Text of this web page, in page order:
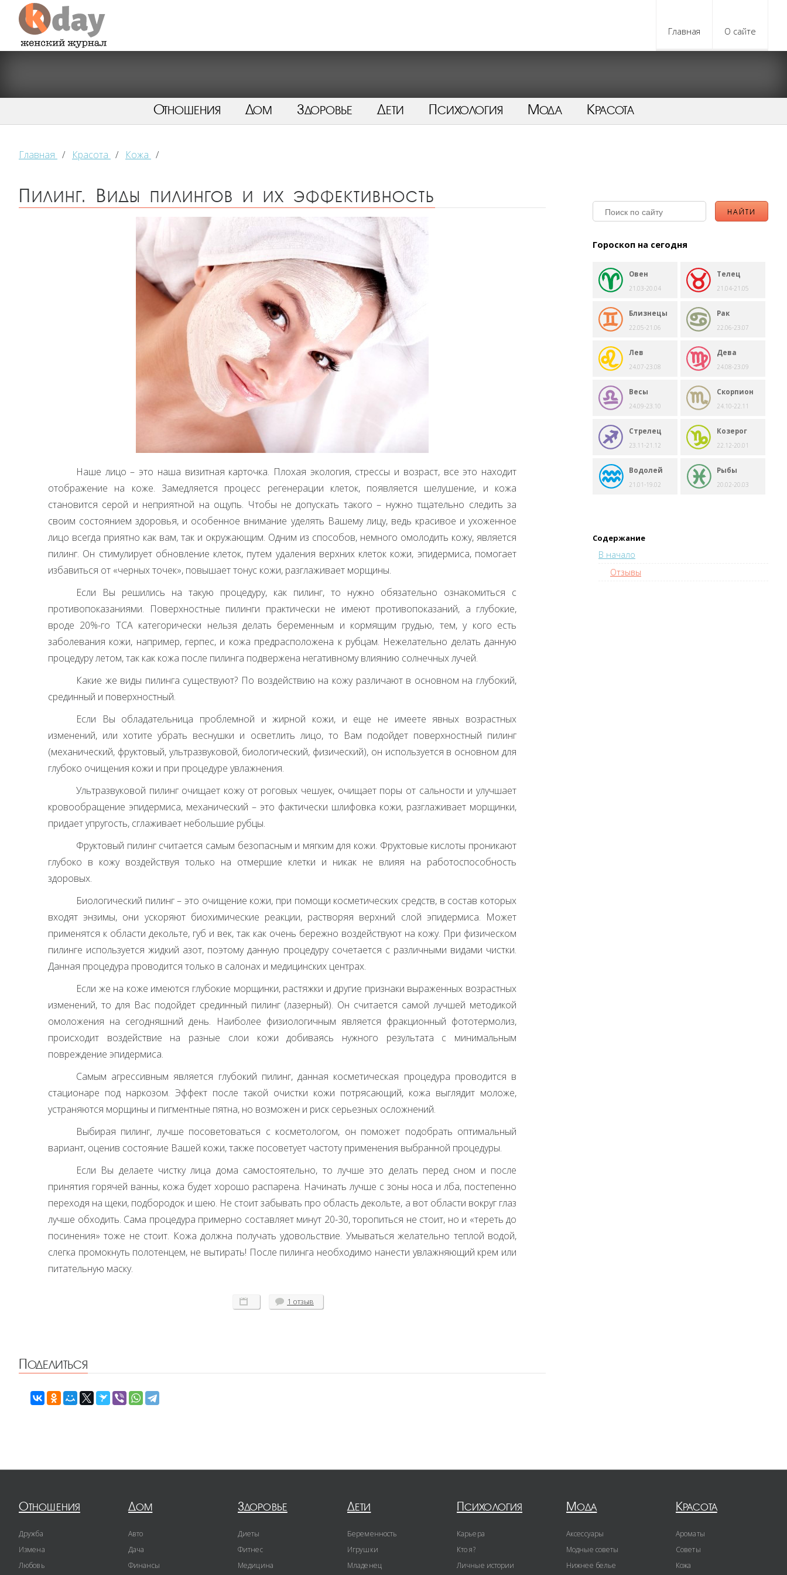
Главная О сайте
Отношения Дом Здоровье Дети Психология Мода Красота
Главная / Красота / Кожа /
Пилинг. Виды пилингов и их эффективность
Наше лицо – это наша визитная карточка. Плохая экология, стрессы и возраст, все это находит
отображение на коже. Замедляется процесс регенерации клеток, появляется шелушение, и кожа
становится серой и неприятной на ощупь. Чтобы не допускать такого – нужно тщательно следить за
своим состоянием здоровья, и особенное внимание уделять Вашему лицу, ведь красивое и ухоженное
лицо всегда приятно как вам, так и окружающим. Одним из способов, немного омолодить кожу, является
пилинг. Он стимулирует обновление клеток, путем удаления верхних клеток кожи, эпидермиса, помогает
избавиться от «черных точек», повышает тонус кожи, разглаживает морщины.
Если Вы решились на такую процедуру, как пилинг, то нужно обязательно ознакомиться с
противопоказаниями. Поверхностные пилинги практически не имеют противопоказаний, а глубокие,
вроде 20%-го ТСАкатегорически нельзя делать беременным и кормящим грудью, тем, у кого есть
заболевания кожи, например, герпес, и кожа предрасположена к рубцам. Нежелательно делать данную
процедуру летом, так как кожа после пилинга подвержена негативному влиянию солнечных лучей.
Какие же виды пилинга существуют? По воздействию на кожу различают в основном на глубокий,
срединный и поверхностный.
Если Вы обладательница проблемной и жирной кожи, и еще не имеете явных возрастных
изменений, или хотите убрать веснушки и осветлить лицо, то Вам подойдет поверхностный пилинг
(механический, фруктовый, ультразвуковой, биологический, физический), он используется в основном для
глубоко очищения кожи и при процедуре увлажнения.
Ультразвуковой пилинг очищает кожу от роговых чешуек, очищает поры от сальности и улучшает
кровообращение эпидермиса, механический – это фактически шлифовка кожи, разглаживает морщинки,
придает упругость, сглаживает небольшие рубцы.
Фруктовый пилинг считается самым безопасным и мягким для кожи. Фруктовые кислоты проникают
глубоко в кожу воздействуя только на отмершие клетки и никак не влияя на работоспособность
здоровых.
Биологический пилинг – это очищение кожи, при помощи косметических средств, в состав которых
входят энзимы, они ускоряют биохимические реакции, растворяя верхний слой эпидермиса. Может
применятся к области декольте, губ и век, так как очень бережно воздействуют на кожу. При физическом
пилинге используется жидкий азот, поэтому данную процедуру сочетается с различными видами чистки.
Данная процедура проводится только в салонах и медицинских центрах.
Если же на коже имеются глубокие морщинки, растяжки и другие признаки выраженных возрастных
изменений, то для Вас подойдет срединный пилинг (лазерный). Он считается самой лучшей методикой
омоложения на сегодняшний день. Наиболее физиологичным является фракционный фототермолиз,
происходит воздействие на разные слои кожи добиваясь нужного результата с минимальным
повреждение эпидермиса.
Самым агрессивным является глубокий пилинг, данная косметическая процедура проводится в
стационаре под наркозом. Эффект после такой очистки кожи потрясающий, кожа выглядит моложе,
устраняются морщины и пигментные пятна, но возможен и риск серьезных осложнений.
Выбирая пилинг, лучше посоветоваться с косметологом, он поможет подобрать оптимальный
вариант, оценив состояние Вашей кожи, также посоветует частоту применения выбранной процедуры.
Если Вы делаете чистку лица дома самостоятельно, то лучше это делать перед сном и после
принятия горячей ванны, кожа будет хорошо распарена. Начинать лучше с зоны носа и лба, постепенно
переходя на щеки, подбородок и шею. Не стоит забывать про область декольте, а вот области вокруг глаз
лучше обходить. Сама процедура примерно составляет минут 20-30, торопиться не стоит, но и «тереть до
посинения» тоже не стоит. Кожа должна получать удовольствие. Умываться желательно теплой водой,
слегка промокнуть полотенцем, не вытирать! После пилинга необходимо нанести увлажняющий крем или
питательную маску.
1 отзыв
Поделиться
Гороскоп на сегодня
Овен
21.03-20.04
Телец
21.04-21.05
Близнецы
22.05-21.06
Рак
22.06-23.07
Лев
24.07-23.08
Дева
24.08-23.09
Весы
24.09-23.10
Скорпион
24.10-22.11
Стрелец
23.11-21.12
Козерог
22.12-20.01
Водолей
21.01-19.02
Рыбы
20.02-20.03
Содержание
В начало
Отзывы
Отношения
Дружба
Измена
Любовь
Дом
Авто
Дача
Финансы
Здоровье
Диеты
Фитнес
Медицина
Дети
Беременность
Игрушки
Младенец
Психология
Карьера
Кто я?
Личные истории
Мода
Аксессуары
Модные советы
Нижнее белье
Красота
Ароматы
Советы
Кожа